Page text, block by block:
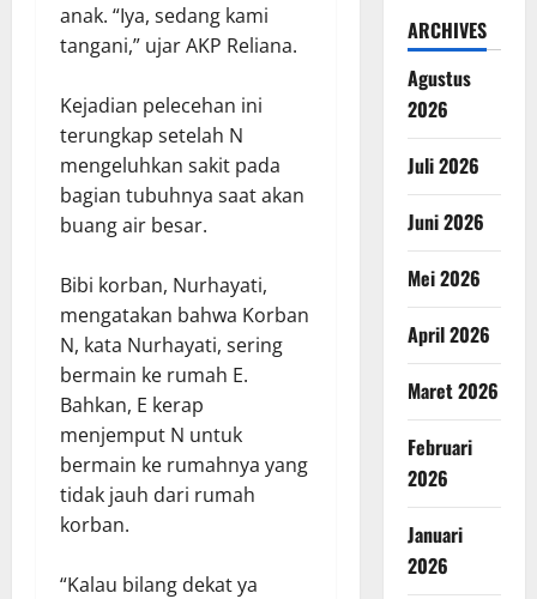
anak. “Iya, sedang kami
tangani,” ujar AKP Reliana.
Kejadian pelecehan ini
terungkap setelah N
mengeluhkan sakit pada
bagian tubuhnya saat akan
buang air besar.
Bibi korban, Nurhayati,
mengatakan bahwa Korban
N, kata Nurhayati, sering
bermain ke rumah E.
Bahkan, E kerap
menjemput N untuk
bermain ke rumahnya yang
tidak jauh dari rumah
korban.
“Kalau bilang dekat ya
ARCHIVES
Agustus
2026
Juli 2026
Juni 2026
Mei 2026
April 2026
Maret 2026
Februari
2026
Januari
2026